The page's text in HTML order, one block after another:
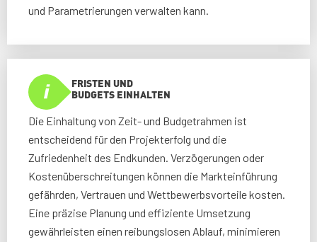
und Parametrierungen verwalten kann.
FRISTEN UND
BUDGETS EINHALTEN
Die Einhaltung von Zeit- und Budgetrahmen ist
entscheidend für den Projekterfolg und die
Zufriedenheit des Endkunden. Verzögerungen oder
Kostenüberschreitungen können die Markteinführung
gefährden, Vertrauen und Wettbewerbsvorteile kosten.
Eine präzise Planung und effiziente Umsetzung
gewährleisten einen reibungslosen Ablauf, minimieren